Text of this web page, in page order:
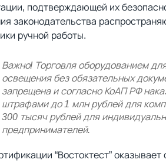
подтверждающей их
законодательства
ручной работы.
Важно! Торговля оборудованием
освещения без обязательных
запрещена и согласно КоАП РФ
штрафами до 1 млн рублей для
300 тысяч рублей для
предпринимателей.
“Востоктест”